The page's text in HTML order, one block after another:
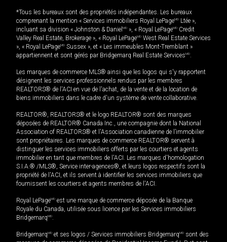
*Tous les bureaux sont des propriétés indépendantes. Les bureaux
comprenant la mention « Services immobiliers Royal LePageMD Ltée »,
incluant sa division « Johnston & Daniel MD », « Royal LePageMD Credit
Valley Real Estate, Brokerage », « Royal LePageMD West Real Estate Services
», « Royal LePageMD Sussex », et « Les immeubles Mont-Tremblant »
appartiennent et sont gérés par Bridgemarq Real Estate ServicesMD.
Les marques de commerce MLS® ainsi que les logos qui s'y rapportent
désignent les services professionnels rendus par les membres
REALTORS® de l'ACI en vue de l'achat, de la vente et de la location de
biens immobiliers dans le cadre d'un système de vente collaborative.
REALTOR®, REALTORS® et le logo REALTOR® sont des marques
déposées de REALTOR® Canada Inc., une compagnie dont la National
Association of REALTORS® et l'Association canadienne de l’immobilier
sont propriétaires. Les marques de commerce REALTOR® servent à
distinguer les services immobiliers offerts par les courtiers et agents
immobilier en tant que membres de l'ACI. Les marques d'homologation
S.I.A.® /MLS®, Service inter-agences®, et leurs logos respectifs sont la
propriété de l'ACI, et ils servent à identifier les services immobiliers que
fournissent les courtiers et agents membres de l'ACI.
Royal LePageMD est une marque de commerce déposée de la Banque
Royale du Canada, utilisée sous licence par les Services immobiliers
BridgemarqMD.
BridgemarqMD et ses logos / Services immobiliers BridgemarqMD sont des